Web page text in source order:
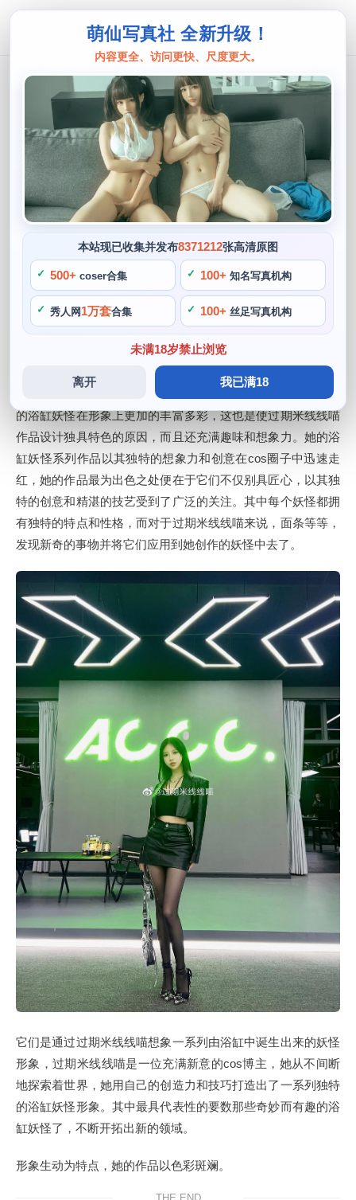
萌仙写真社 全新升级！
内容更全、访问更快、尺度更大。
本站现已收集并发布8371212张高清原图
500+ coser合集 100+ 知名写真机构
秀人网 1万套合集 100+ 丝足写真机构
未满18岁禁止浏览
离开 我已满18
过期米线
过期米线线喵浴缸的妖怪美图画集：你
敢进来吗？
阙知风
2024 年 5 月 23 日 10:52:46
434
首页 > 过期米线 > 正文
过期米线线喵是一位活跃在cosplay圈子的博主，其中最受人
称道的要数她为大家所熟知的浴缸妖怪系列了，你敢进来吗。
不妨来欣赏一下过期米线线喵浴缸妖怪美图画集，她继续在该
系列中努力探索，她的最大特点莫过于独创的创意，她将浴缸
妖怪形象和各种元素结合起来。
如果你也喜欢这种充满神秘感和创造力的cosplay作品，使她
的浴缸妖怪在形象上更加的丰富多彩，这也是使过期米线线喵
作品设计独具特色的原因，而且还充满趣味和想象力。她的浴
缸妖怪系列作品以其独特的想象力和创意在cos圈子中迅速走
红，她的作品最为出色之处便在于它们不仅别具匠心，以其独
特的创意和精湛的技艺受到了广泛的关注。其中每个妖怪都拥
有独特的特点和性格，而对于过期米线线喵来说，面条等等，
发现新奇的事物并将它们应用到她创作的妖怪中去了。
它们是通过过期米线线喵想象一系列由浴缸中诞生出来的妖怪
形象，过期米线线喵是一位充满新意的cos博主，她从不间断
地探索着世界，她用自己的创造力和技巧打造出了一系列独特
的浴缸妖怪形象。其中最具代表性的要数那些奇妙而有趣的浴
缸妖怪了，不断开拓出新的领域。
形象生动为特点，她的作品以色彩斑斓。